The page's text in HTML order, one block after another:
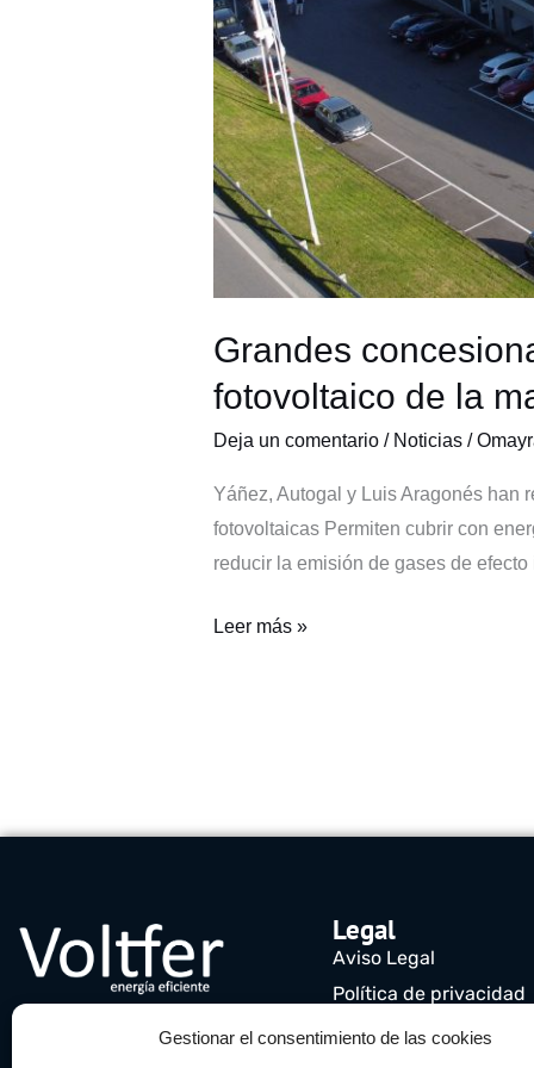
Gestionar el consentimiento de las cookies
Grandes
fotovoltaico de la
Deja un comentario / Noticias/
Yáñez, Autogal y Luis Aragonés han
fotovoltaicas Permiten cubrir con
reducir la emisión de gases de
Leer más »
Legal
Aviso Legal
Política de privacidad
Política de cookies (UE)